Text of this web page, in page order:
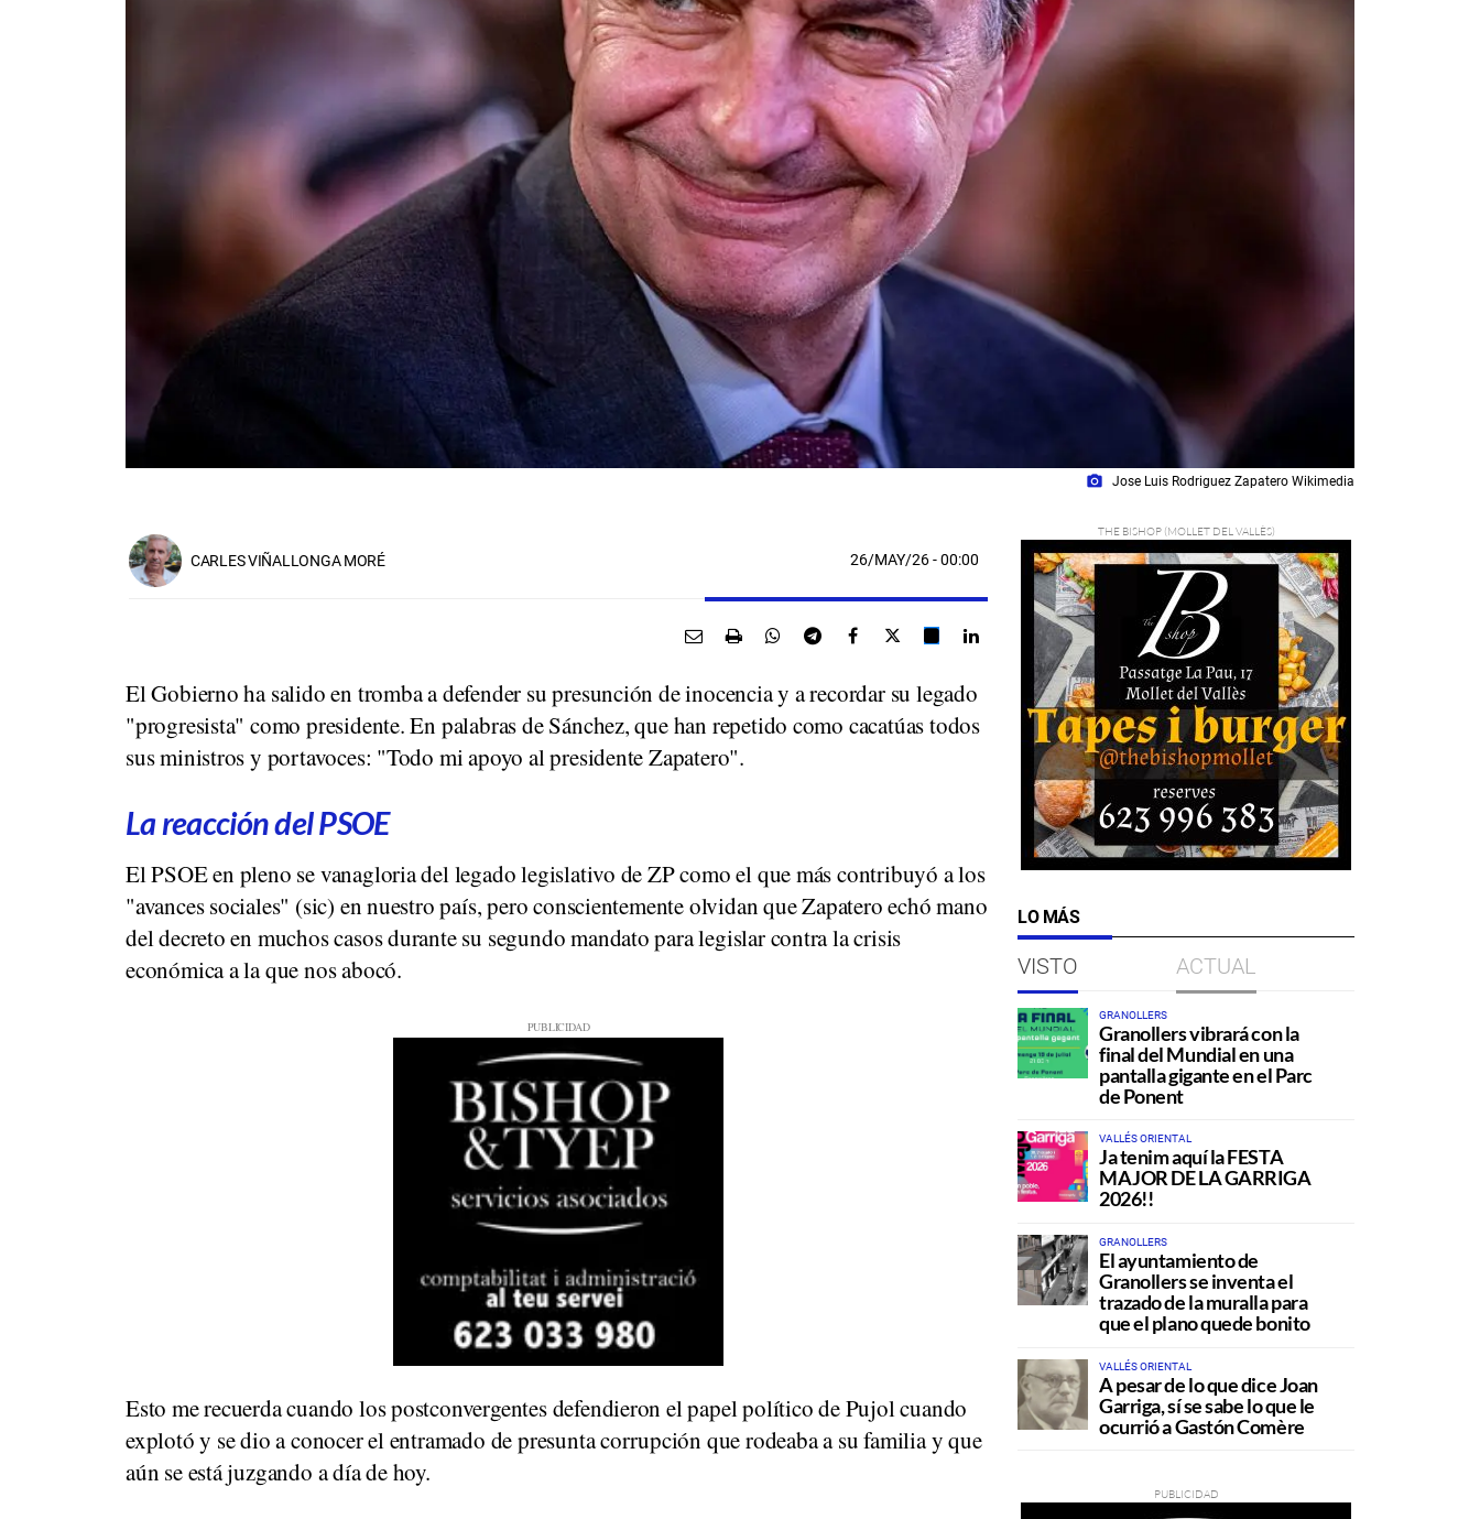
photo_camera Jose Luis Rodriguez Zapatero Wikimedia
CARLES VIÑALLONGA MORÉ 26/MAY/26- 00:00
El Gobierno ha salido en tromba a defender su presunción de inocencia y a recordar su legado
"progresista" como presidente. En palabras de Sánchez, que han repetido como cacatúas todos
sus ministros y portavoces: "Todo mi apoyo al presidente Zapatero".
La reacción del PSOE
El PSOE en pleno se vanagloria del legado legislativo de ZP como el que más contribuyó a los
"avances sociales" (sic) en nuestro país, pero conscientemente olvidan que Zapatero echó mano
del decreto en muchos casos durante su segundo mandato para legislar contra la crisis
económica a la que nos abocó.
Esto me recuerda cuando los postconvergentes defendieron el papel político de Pujol cuando
explotó y se dio a conocer el entramado de presunta corrupción que rodeaba a su familia y que
aún se está juzgando a día de hoy.
LO MÁS
VISTO ACTUAL
GRANOLLERS
Granollers vibrará con la
final del Mundial en una
pantalla gigante en el Parc
de Ponent
VALLÉS ORIENTAL
Ja tenim aquí la FESTA
MAJOR DE LA GARRIGA
2026!!
GRANOLLERS
El ayuntamiento de
Granollers se inventa el
trazado de la muralla para
que el plano quede bonito
VALLÉS ORIENTAL
A pesar de lo que dice Joan
Garriga, sí se sabe lo que le
ocurrió a Gastón Comère